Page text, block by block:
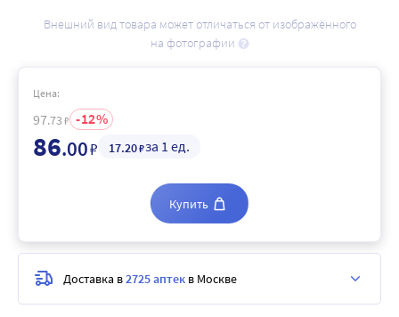
Внешний вид товара может отличаться от изображённого
на фотографии
Цена:
97.73 ₽ 12
86.00₽ 17.20₽за 1 ед.
Купить
Доставка в2725 аптек в Москве